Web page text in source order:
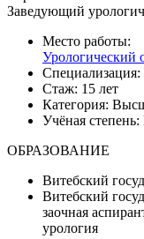
Заведующий
Место работы:
Урологический
Специализация:
Стаж: 15 лет
Категория:
Учёная степень:
ОБРАЗОВАНИЕ
Витебский
Витебский
заочная
урология